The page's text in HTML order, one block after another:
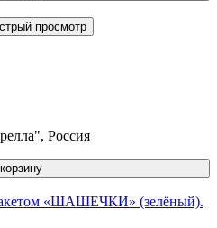
просмотр
Россия